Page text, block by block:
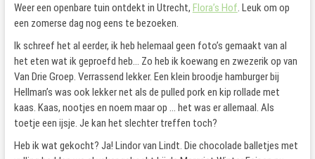
Weer een openbare tuin ontdekt in Utrecht, Flora’s Hof. Leuk om op
een zomerse dag nog eens te bezoeken.
Ik schreef het al eerder, ik heb helemaal geen foto’s gemaakt van al
het eten wat ik geproefd heb… Zo heb ik koewang en zwezerik op van
Van Drie Groep. Verrassend lekker. Een klein broodje hamburger bij
Hellman’s was ook lekker net als de pulled pork en kip rollade met
kaas. Kaas, nootjes en noem maar op … het was er allemaal. Als
toetje een ijsje. Je kan het slechter treffen toch?
Heb ik wat gekocht? Ja! Lindor van Lindt. Die chocolade balletjes met